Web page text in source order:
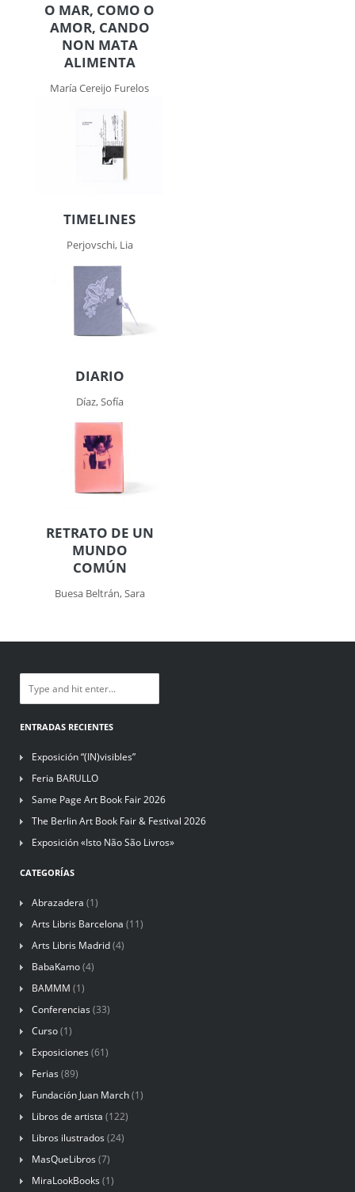
O MAR, COMO O
AMOR, CANDO
NON MATA
ALIMENTA
María Cereijo Furelos
TIMELINES
Perjovschi, Lia
DIARIO
Díaz, Sofía
RETRATO DE UN
MUNDO
COMÚN
Buesa Beltrán, Sara
ENTRADAS RECIENTES
Exposición “(IN)visibles”
Feria BARULLO
Same Page Art Book Fair 2026
The Berlin Art Book Fair & Festival 2026
Exposición «Isto Não São Livros»
CATEGORÍAS
Abrazadera (1)
Arts Libris Barcelona (11)
Arts Libris Madrid(4)
BabaKamo(4)
BAMMM (1)
Conferencias (33)
Curso(1)
Exposiciones (61)
Ferias (89)
Fundación Juan March(1)
Libros de artista (122)
Libros ilustrados (24)
MasQueLibros (7)
MiraLookBooks (1)